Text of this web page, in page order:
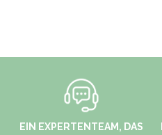
EIN EXPERTENTEAM, DAS